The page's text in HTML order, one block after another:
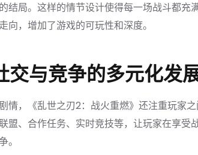
结局。这样的情节设计使得每一场战斗都充
向，增加了游戏的可玩性和深度。
交与竞争的多元化发
情，《乱世之刃2：战火重燃》还注重玩家
盟、合作任务、实时竞技等，让玩家在享受
。